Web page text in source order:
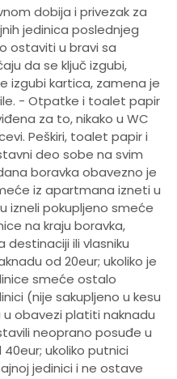
dobija i privezak za
jedinica poslednjeg
ostaviti u bravi sa
da se ključ izgubi,
izgubi kartica, zamena je
- Otpatke i toalet papir
za to, nikako u WC
Peškiri, toalet papir i
deo sobe na svim
boravka obavezno je
iz apartmana izneti u
izneli pokupljeno smeće
na kraju boravka,
destinaciji ili vlasniku
od 20eur; ukoliko je
smeće ostalo
(nije sakupljeno u kesu
obavezi platiti naknadu
neoprano posuđe u
ukoliko putnici
jedinici i ne ostave